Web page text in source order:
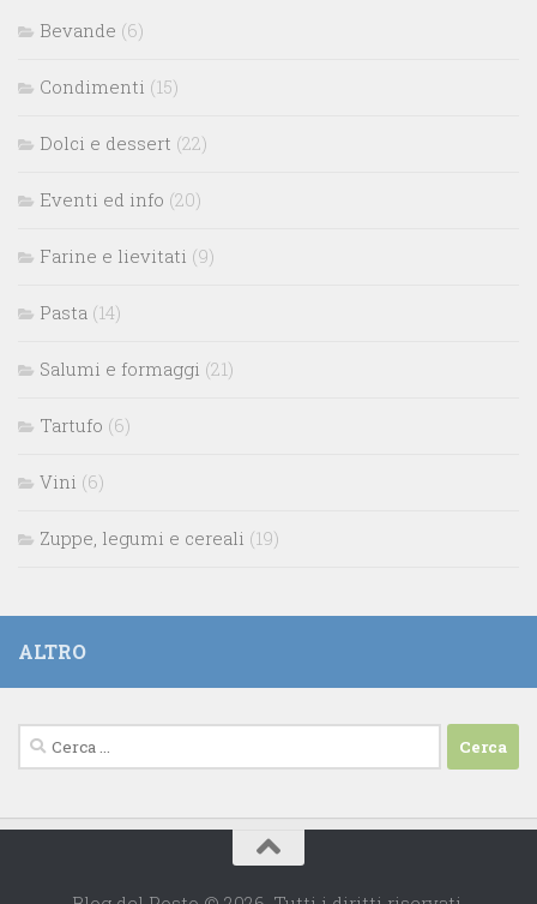
Bevande (6)
Condimenti (15)
Dolci e dessert (22)
Eventi ed info (20)
Farine e lievitati (9)
Pasta (14)
Salumi e formaggi (21)
Tartufo (6)
Vini (6)
Zuppe, legumi e cereali (19)
ALTRO
Ricerca
per: